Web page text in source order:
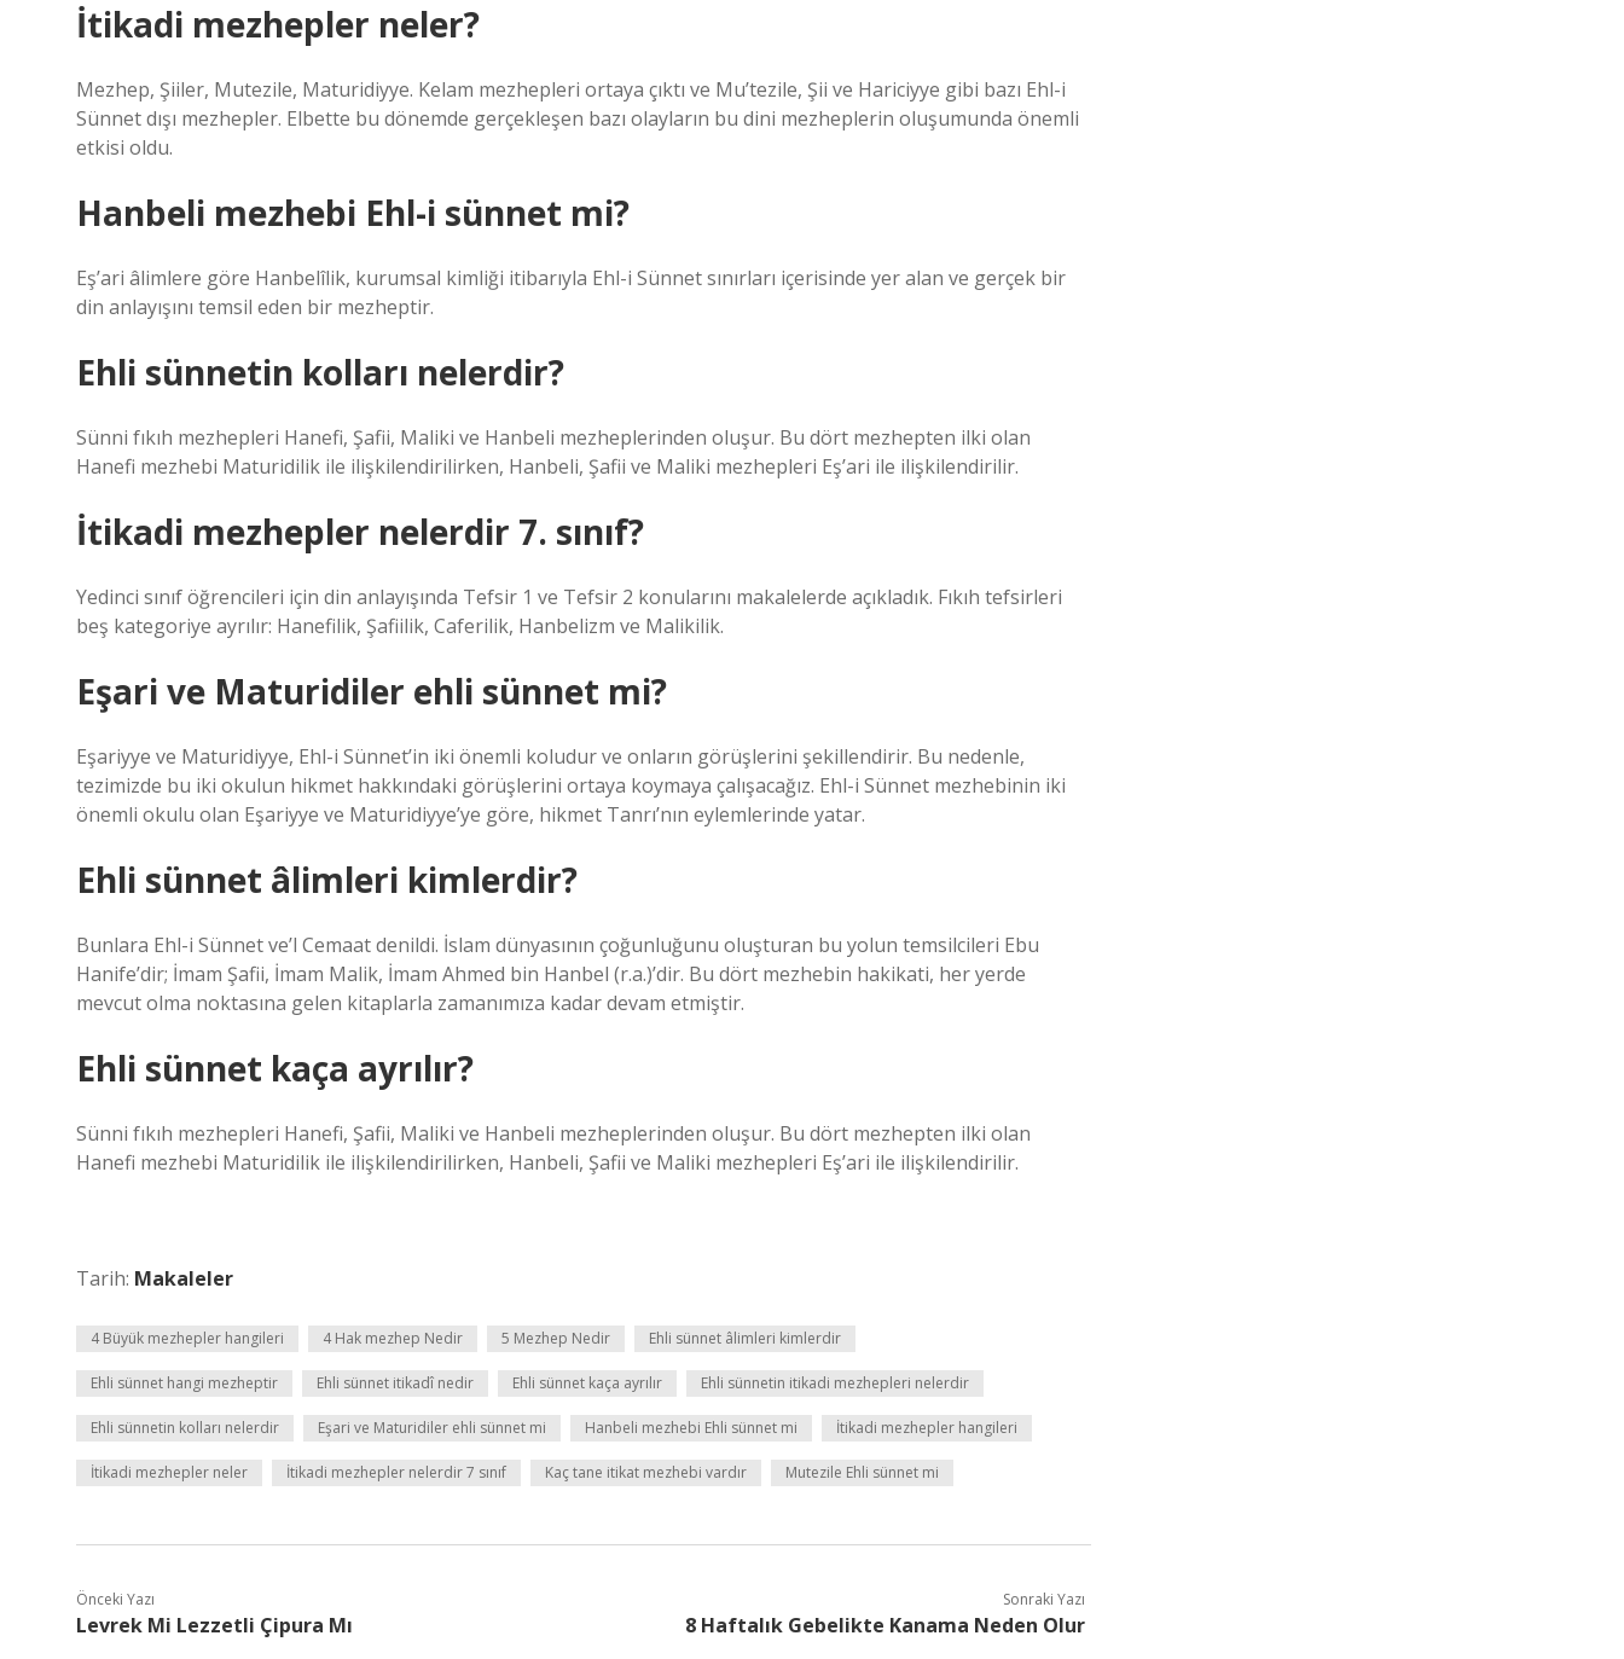
İtikadi mezhepler neler?
Mezhep, Şiiler, Mutezile, Maturidiyye. Kelam mezhepleri ortaya çıktı ve Mu’tezile, Şii ve Hariciyye gibi bazı Ehl-i
Sünnet dışı mezhepler. Elbette bu dönemde gerçekleşen bazı olayların bu dini mezheplerin oluşumunda önemli
etkisi oldu.
Hanbeli mezhebi Ehl-i sünnet mi?
Eş’ari âlimlere göre Hanbelîlik, kurumsal kimliği itibarıyla Ehl-i Sünnet sınırları içerisinde yer alan ve gerçek bir
din anlayışını temsil eden bir mezheptir.
Ehli sünnetin kolları nelerdir?
Sünni fıkıh mezhepleri Hanefi, Şafii, Maliki ve Hanbeli mezheplerinden oluşur. Bu dört mezhepten ilki olan
Hanefi mezhebi Maturidilik ile ilişkilendirilirken, Hanbeli, Şafii ve Maliki mezhepleri Eş’ari ile ilişkilendirilir.
İtikadi mezhepler nelerdir 7. sınıf?
Yedinci sınıf öğrencileri için din anlayışında Tefsir 1 ve Tefsir 2 konularını makalelerde açıkladık. Fıkıh tefsirleri
beş kategoriye ayrılır: Hanefilik, Şafiilik, Caferilik, Hanbelizm ve Malikilik.
Eşari ve Maturidiler ehli sünnet mi?
Eşariyye ve Maturidiyye, Ehl-i Sünnet’in iki önemli koludur ve onların görüşlerini şekillendirir. Bu nedenle,
tezimizde bu iki okulun hikmet hakkındaki görüşlerini ortaya koymaya çalışacağız. Ehl-i Sünnet mezhebinin iki
önemli okulu olan Eşariyye ve Maturidiyye’ye göre, hikmet Tanrı’nın eylemlerinde yatar.
Ehli sünnet âlimleri kimlerdir?
Bunlara Ehl-i Sünnet ve’l Cemaat denildi. İslam dünyasının çoğunluğunu oluşturan bu yolun temsilcileri Ebu
Hanife’dir; İmam Şafii, İmam Malik, İmam Ahmed bin Hanbel (r.a.)’dir. Bu dört mezhebin hakikati, her yerde
mevcut olma noktasına gelen kitaplarla zamanımıza kadar devam etmiştir.
Ehli sünnet kaça ayrılır?
Sünni fıkıh mezhepleri Hanefi, Şafii, Maliki ve Hanbeli mezheplerinden oluşur. Bu dört mezhepten ilki olan
Hanefi mezhebi Maturidilik ile ilişkilendirilirken, Hanbeli, Şafii ve Maliki mezhepleri Eş’ari ile ilişkilendirilir.
Tarih: Makaleler
4 Büyük mezhepler hangileri 4 Hak mezhep Nedir 5 Mezhep Nedir Ehli sünnet âlimleri kimlerdir
Ehli sünnet hangi mezheptir Ehli sünnet itikadî nedir Ehli sünnet kaça ayrılır Ehli sünnetin itikadi mezhepleri nelerdir
Ehli sünnetin kolları nelerdir Eşari ve Maturidiler ehli sünnet mi Hanbeli mezhebi Ehli sünnet mi İtikadi mezhepler hangileri
İtikadi mezhepler neler İtikadi mezhepler nelerdir 7 sınıf Kaç tane itikat mezhebi vardır Mutezile Ehli sünnet mi
Önceki Yazı
Levrek Mi Lezzetli Çipura Mı
Sonraki Yazı
8 Haftalık Gebelikte Kanama Neden Olur